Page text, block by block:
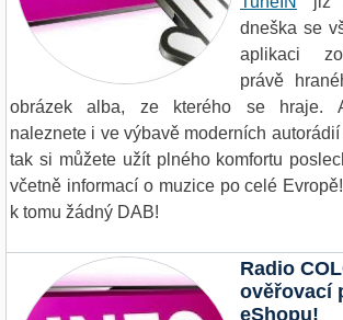
dneška se
aplikaci
právě
obrázek alba, ze kterého se hraje.
naleznete i ve výbavě moderních
tak si můžete užít plného komfortu
včetně informací o muzice po celé
k tomu žádný DAB!
Radio
ověřovací
eShopu!